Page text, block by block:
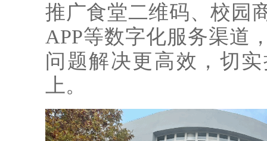
推广食堂二维码、校园
APP等数字化服务渠道
问题解决更高效，切
上。